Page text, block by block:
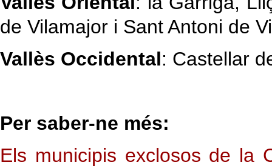
de Vilamajor i Sant Antoni de
Vallès Occidental: Castellar
Per saber-ne més:
Els municipis exclosos de la